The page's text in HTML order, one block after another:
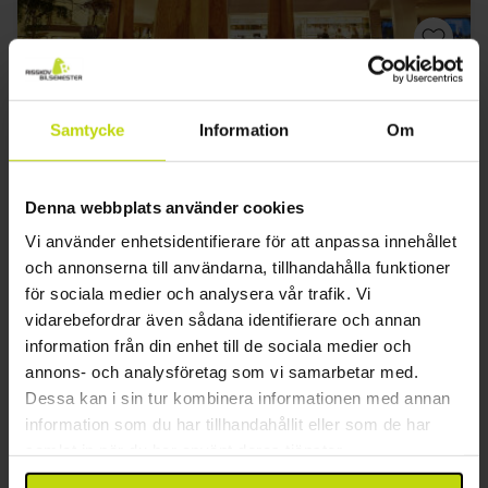
Samtycke Information Om
Denna webbplats använder cookies
Vi använder enhetsidentifierare för att anpassa innehållet
och annonserna till användarna, tillhandahålla funktioner
för sociala medier och analysera vår trafik. Vi
vidarebefordrar även sådana identifierare och annan
information från din enhet till de sociala medier och
annons- och analysföretag som vi samarbetar med.
Dessa kan i sin tur kombinera informationen med annan
information som du har tillhandahållit eller som de har
Koppla av i centrala Horsens
Scandic Opus Horsens
Horsens
Uppehåll med frukostbuffé & Tapas
1x övernattning med god frukost
1x Tapas
1x 1 glas vin/öl i baren
1x kaffe att ta med
∞ Gratis parkering
Se allt som ingår
aug pp1029:-
Totalt 2058:-
sep pp 1029:-
Totalt 2058:-
okt
Se mer